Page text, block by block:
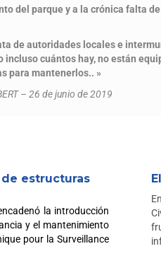
del parque y a la crónica falta
de autoridades locales e
cuántos hay, no están
para mantenerlos.. »
– 26 de junio de 2019
estructuras
la introducción
y el mantenimiento
pour la Surveillance